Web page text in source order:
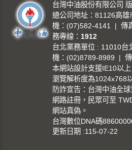
網
站
台灣中油股份有限公司
總公司地址：81126高
機：(07)582-4141 | 傳
務專線： 1912
台北業務單位 : 11010
機：(02)8789-8989 |
本網站設計支援IE10以
瀏覽解析度為1024x768
防詐宣告：台灣中油全
網路註冊，民眾可至
網站真偽。
台灣數位DNA碼
更新日期
115-07-22